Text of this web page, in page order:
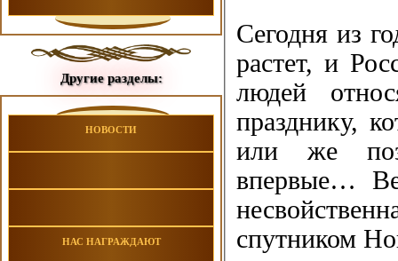
Другие разделы:
НОВОСТИ
НАС НАГРАЖДАЮТ
Сегодня из
растет, и
людей
празднику,
или же
впервые…
спутником